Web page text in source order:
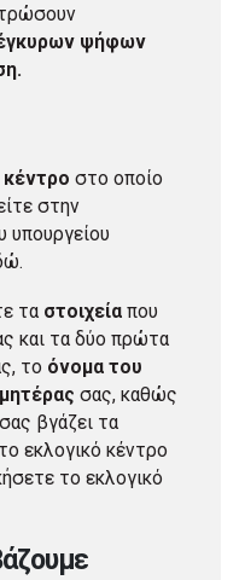
ψήφων
κέντρο στο οποίο
στην
υπουργείου
.
τα στοιχεία που
και τα δύο πρώτα
το όνομα του
σας, καθώς
βγάζει τα
εκλογικό κέντρο
το εκλογικό